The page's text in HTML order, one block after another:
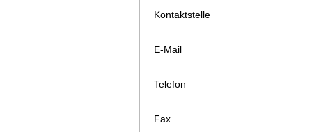
Kontaktstelle
E-Mail
Telefon
Fax